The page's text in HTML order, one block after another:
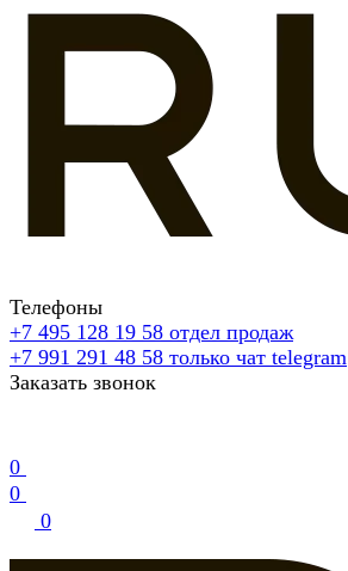
Телефоны
+7 495 128 19 58 отдел продаж
+7 991 291 48 58 только чат telegram
Заказать звонок
0
0
0